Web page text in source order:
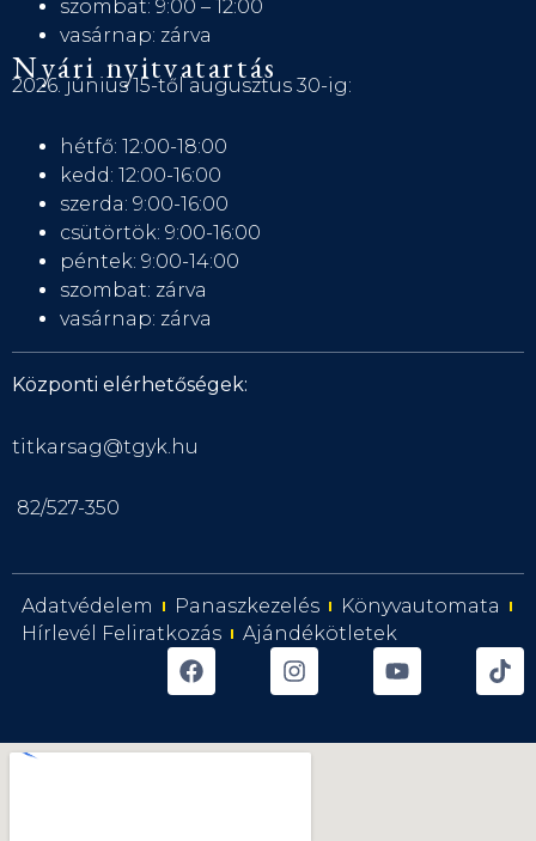
szombat: 9:00 – 12:00
vasárnap: zárva
Nyári nyitvatartás
2026. június 15-től augusztus 30-ig:
hétfő: 12:00-18:00
kedd: 12:00-16:00
szerda: 9:00-16:00
csütörtök: 9:00-16:00
péntek: 9:00-14:00
szombat: zárva
vasárnap: zárva
Központi elérhetőségek:
titkarsag@tgyk.hu
82/527-350
Adatvédelem Panaszkezelés
Könyvautomata
Hírlevél Feliratkozás
Ajándékötletek